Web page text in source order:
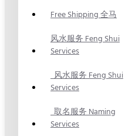
Free Shipping 全马
风水服务 Feng Shui
Services
风水服务 Feng Shui
Services
取名服务 Naming
Services